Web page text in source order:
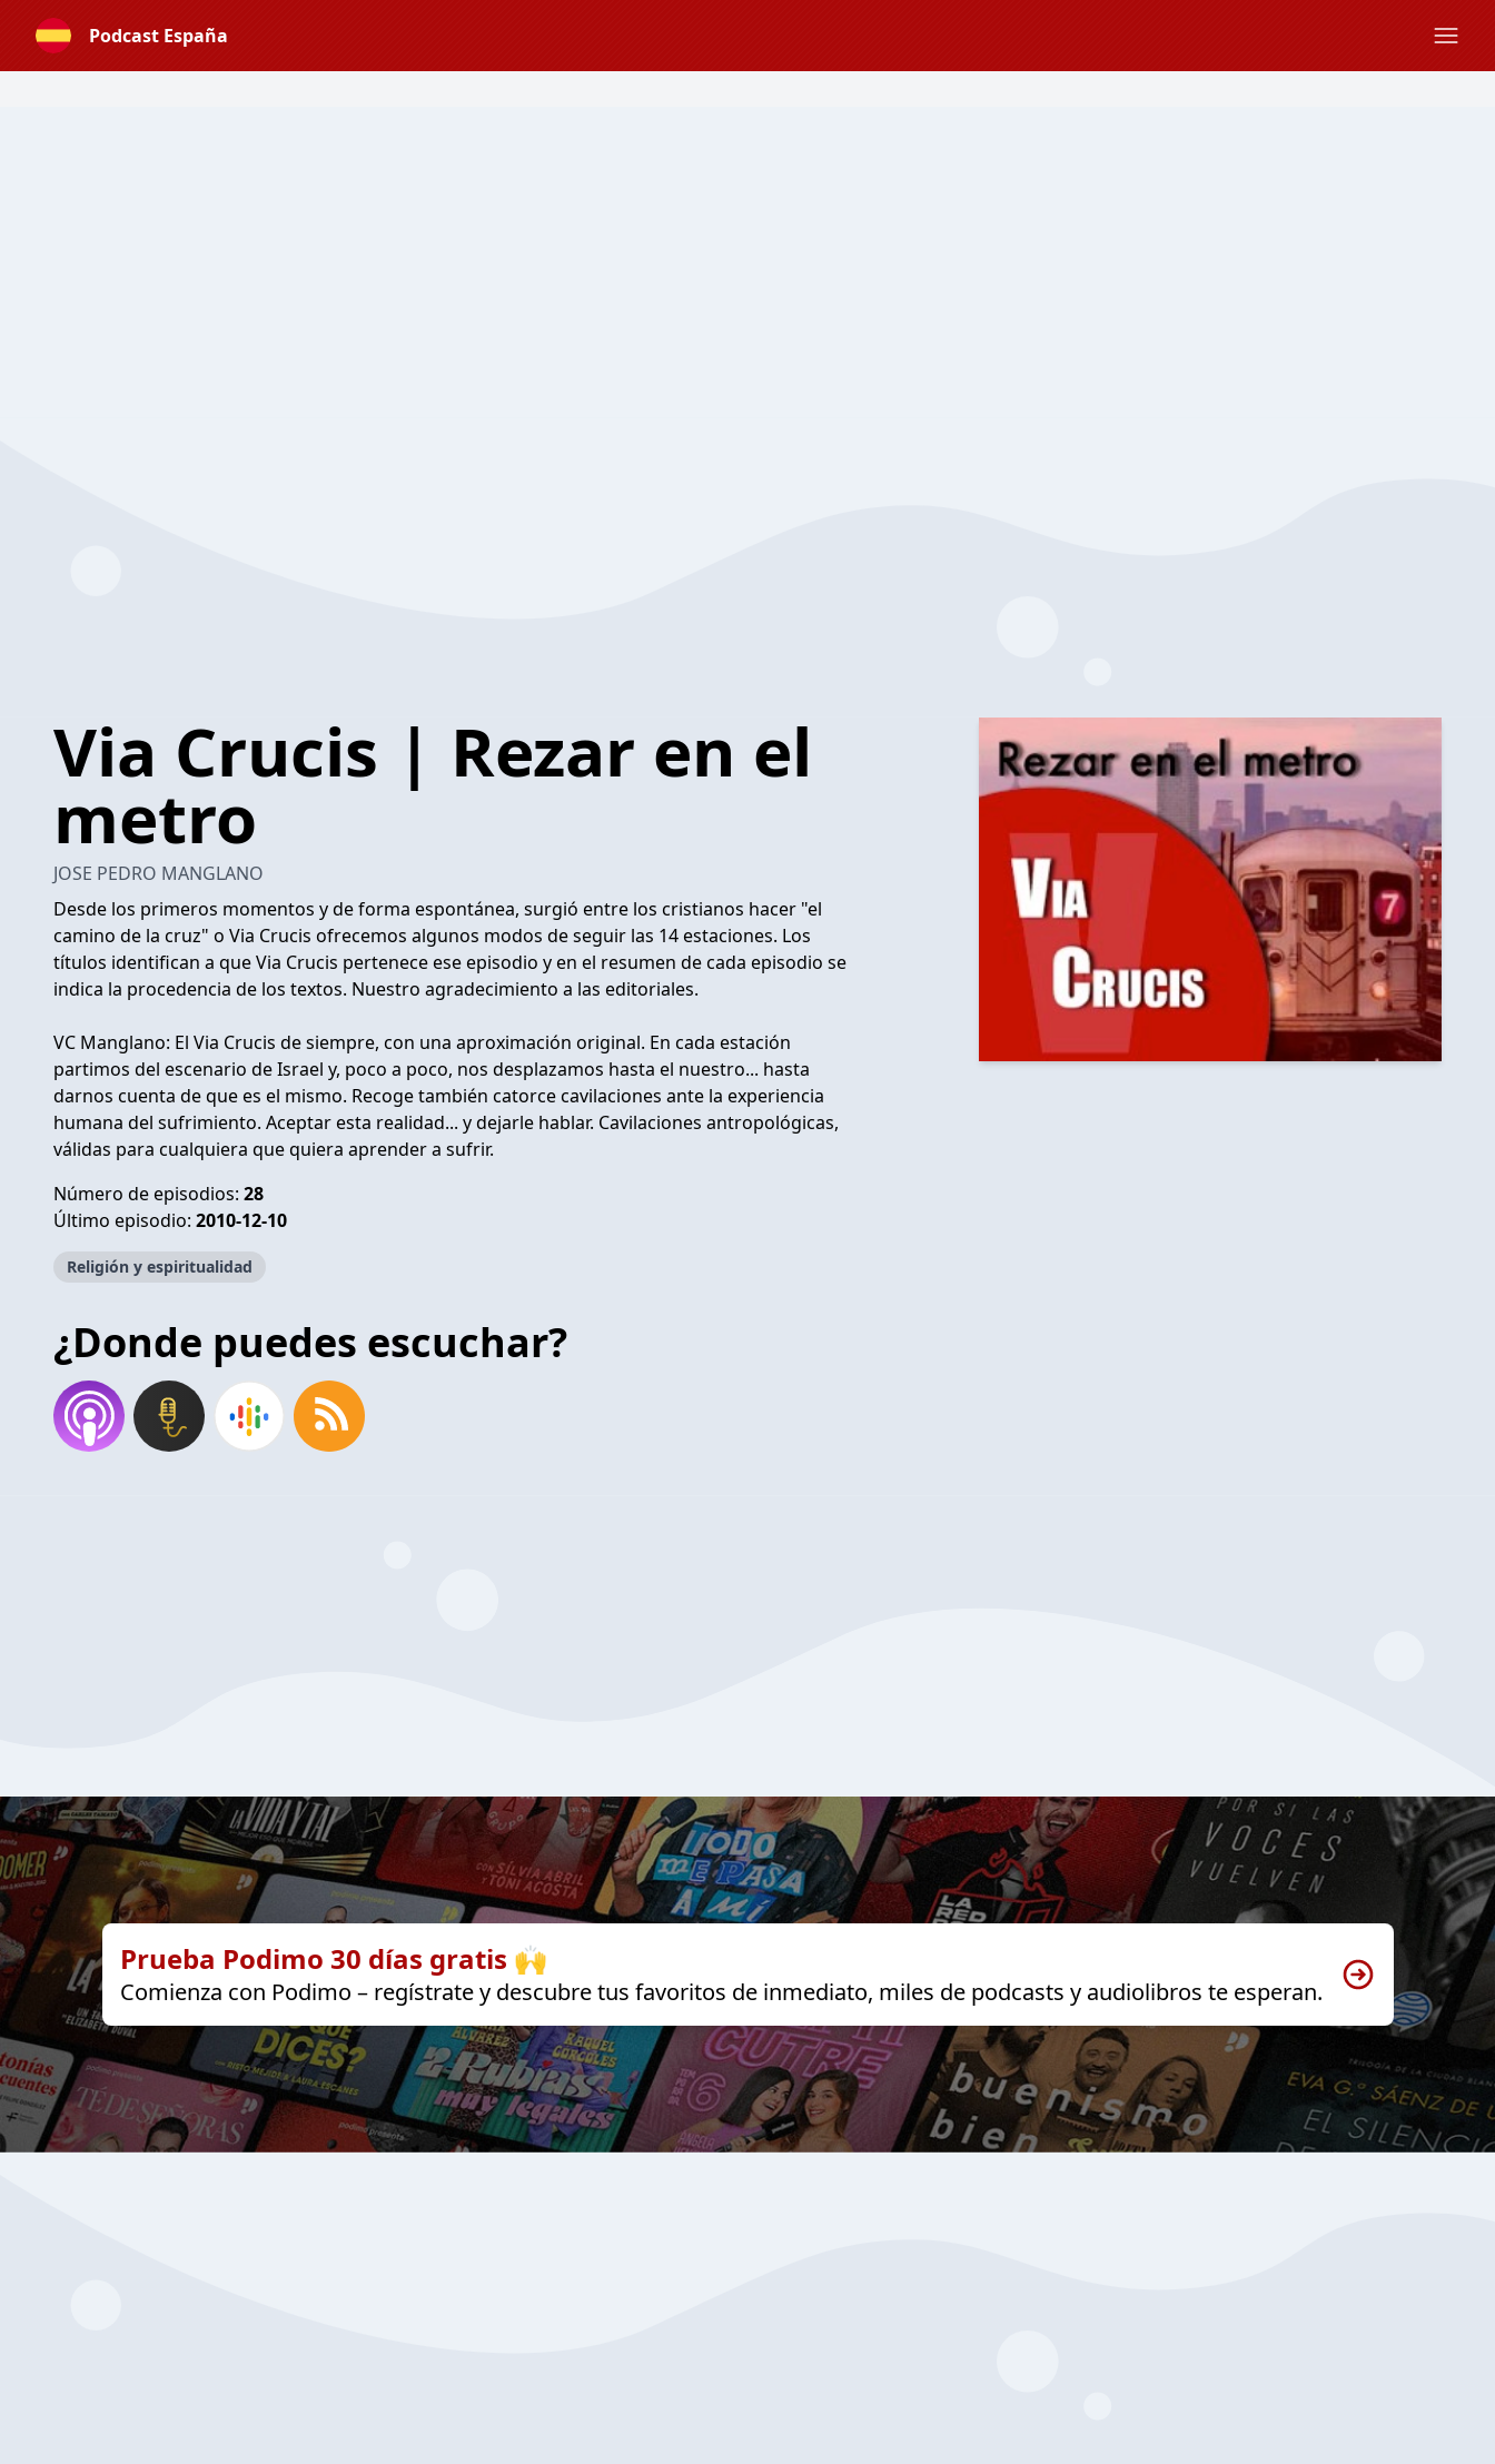
Podcast España
Via Crucis | Rezar en el
metro
JOSE PEDRO MANGLANO
Desde los primeros momentos y de forma espontánea, surgió entre los cristianos hacer "el
camino de la cruz" o Via Crucis ofrecemos algunos modos de seguir las 14 estaciones. Los
títulos identifican a que Via Crucis pertenece ese episodio y en el resumen de cada episodio se
indica la procedencia de los textos. Nuestro agradecimiento a las editoriales.
VC Manglano: El Via Crucis de siempre, con una aproximación original. En cada estación
partimos del escenario de Israel y, poco a poco, nos desplazamos hasta el nuestro... hasta
darnos cuenta de que es el mismo. Recoge también catorce cavilaciones ante la experiencia
humana del sufrimiento. Aceptar esta realidad... y dejarle hablar. Cavilaciones antropológicas,
válidas para cualquiera que quiera aprender a sufrir.
Número de episodios: 28
Último episodio: 2010-12-10
Religión y espiritualidad
¿Donde puedes escuchar?
Prueba Podimo 30 días gratis 🙌
Comienza con Podimo – regístrate y descubre tus favoritos de inmediato, miles de podcasts y audiolibros te esperan.